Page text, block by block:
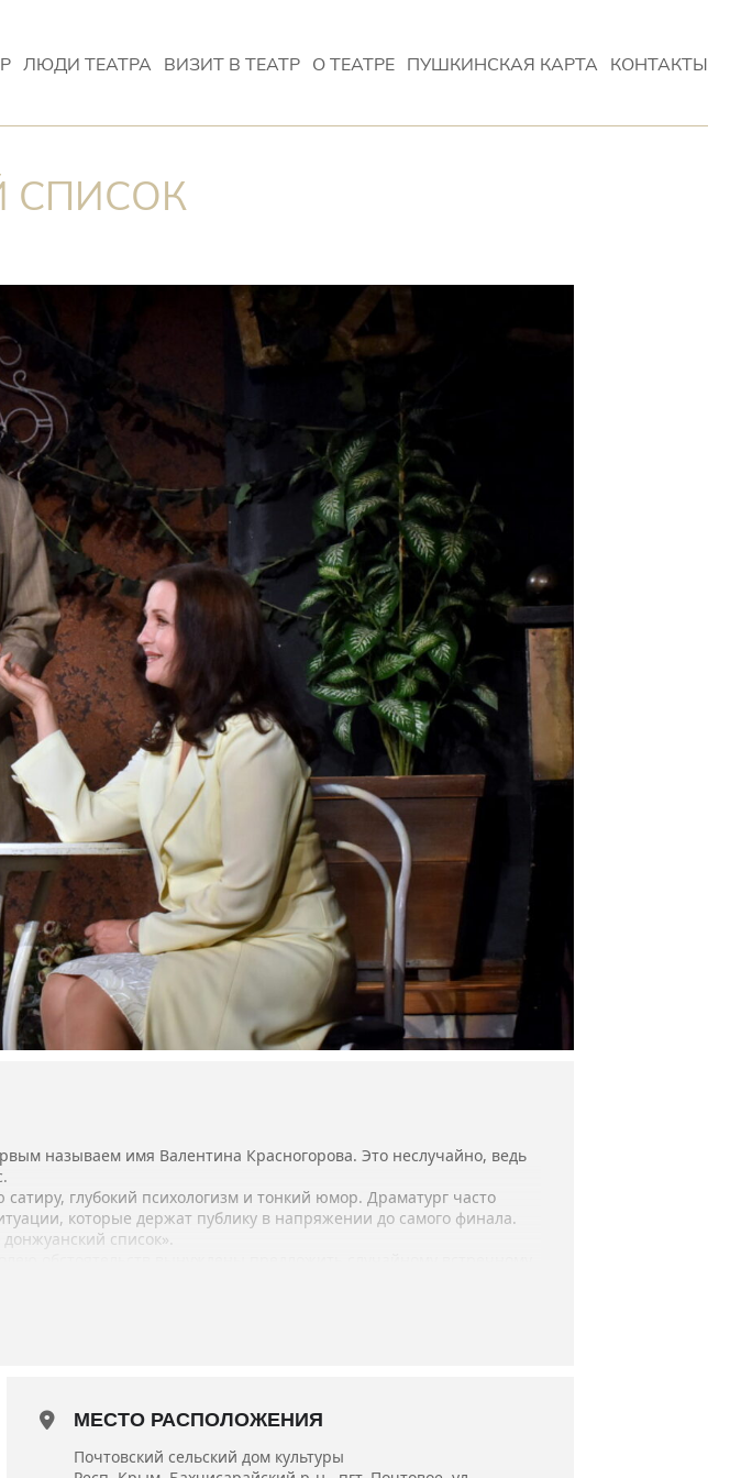
ЛЮДИ ТЕАТРА ВИЗИТ В ТЕАТР О ТЕАТРЕ ПУШКИНСКАЯ КАРТА КОНТАКТЫ
СПИСОК
называем имя Валентина Красногорова. Это неслучайно, ведь
глубокий психологизм и тонкий юмор. Драматург часто
которые держат публику в напряжении до самого финала.
список».
Украины Юрий Федоров.
МЕСТО РАСПОЛОЖЕНИЯ
Почтовский сельский дом культуры